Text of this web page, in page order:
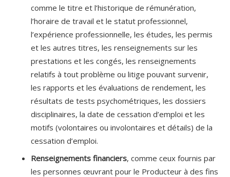
comme le titre et l’historique de rémunération,
l’horaire de travail et le statut professionnel,
l’expérience professionnelle, les études, les permis
et les autres titres, les renseignements sur les
prestations et les congés, les renseignements
relatifs à tout problème ou litige pouvant survenir,
les rapports et les évaluations de rendement, les
résultats de tests psychométriques, les dossiers
disciplinaires, la date de cessation d’emploi et les
motifs (volontaires ou involontaires et détails) de la
cessation d’emploi.
Renseignements financiers, comme ceux fournis par
les personnes œuvrant pour le Producteur à des fins